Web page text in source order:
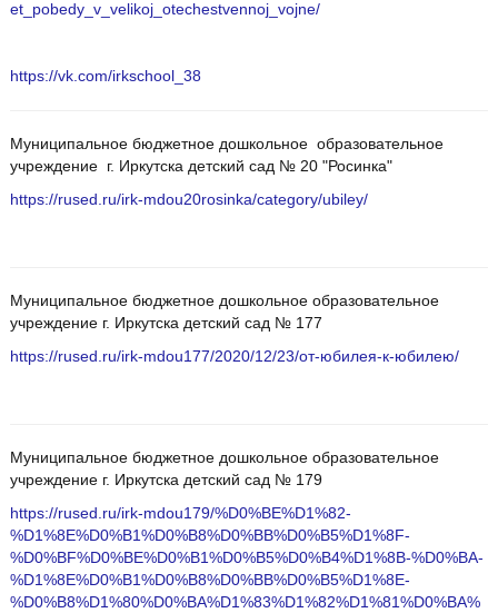
et_pobedy_v_velikoj_otechestvennoj_vojne/
https://vk.com/irkschool_38
Муниципальное бюджетное дошкольное образовательное
учреждение г. Иркутска детский сад № 20 "Росинка"
https://rused.ru/irk-mdou20rosinka/category/ubiley/
Муниципальное бюджетное дошкольное образовательное
учреждение г. Иркутска детский сад № 177
https://rused.ru/irk-mdou177/2020/12/23/от-юбилея-к-юбилею/
Муниципальное бюджетное дошкольное образовательное
учреждение г. Иркутска детский сад № 179
https://rused.ru/irk-mdou179/%D0%BE%D1%82-
%D1%8E%D0%B1%D0%B8%D0%BB%D0%B5%D1%8F-
%D0%BF%D0%BE%D0%B1%D0%B5%D0%B4%D1%8B-%D0%BA-
%D1%8E%D0%B1%D0%B8%D0%BB%D0%B5%D1%8E-
%D0%B8%D1%80%D0%BA%D1%83%D1%82%D1%81%D0%BA%